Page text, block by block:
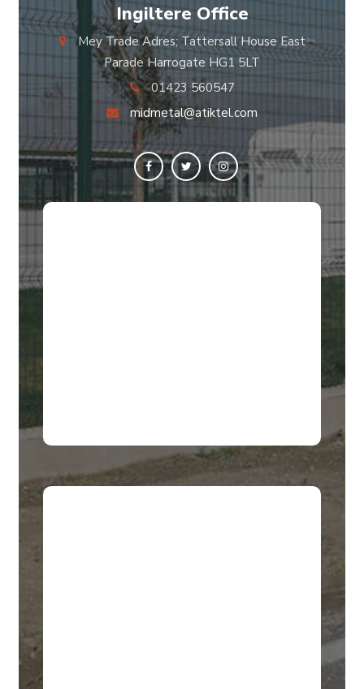
Ingiltere Office
Mey Trade Adres; Tattersall House East
Parade Harrogate HG1 5LT
01423 560547
midmetal@atiktel.com